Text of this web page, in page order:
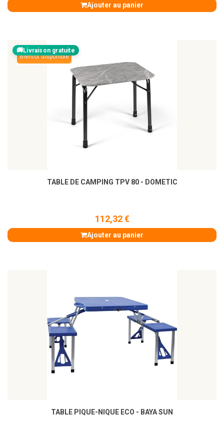
Ajouter au panier
TABLE DE CAMPING TPV 80 - DOMETIC
Livraison gratuite
112,32 €
Ajouter au panier
Bientôt disponible
TABLE PIQUE-NIQUE ECO - BAYA SUN